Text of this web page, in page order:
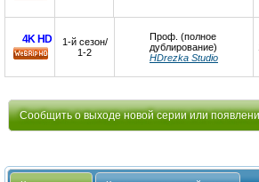
HD
4K
1-й сезон/
1-2
Проф. (полное
дублирование)
HDrezka Studio
Сообщить о выходе новой серии или